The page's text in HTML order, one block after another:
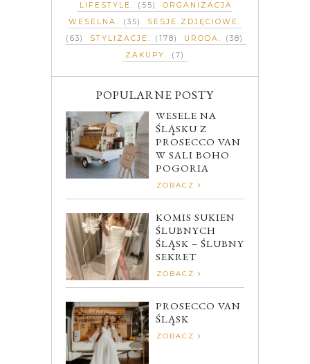
LIFESTYLE
(55)
ORGANIZACJA
WESELNA
(35)
SESJE ZDJĘCIOWE
(63)
STYLIZACJE (178) URODA
(38)
ZAKUPY
(7)
POPULARNE POSTY
WESELE NA
ŚLĄSKU Z
PROSECCO VAN
W SALI BOHO
POGORIA
ZOBACZ
KOMIS SUKIEN
ŚLUBNYCH
ŚLĄSK – ŚLUBNY
SEKRET
ZOBACZ
PROSECCO VAN
ŚLĄSK
ZOBACZ